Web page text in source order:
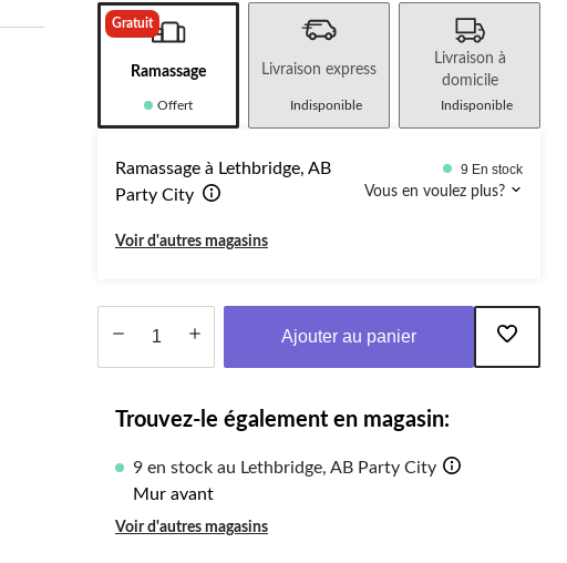
Gratuit
Ramassage
Offert
Livraison express
Indisponible
Livraison à
domicile
Indisponible
Ramassage à Lethbridge, AB
Party City
9 En stock
Vous en voulez plus?
Voir d'autres magasins
Ajouter au panier
Trouvez-le également en magasin:
9 en stock au Lethbridge, AB Party City
Mur avant
Voir d'autres magasins